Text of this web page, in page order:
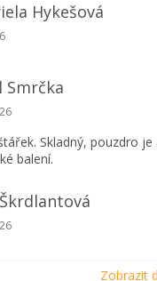
Hykešová
obchodu je 5 z 5
Smrčka
obchodu je 5 z 5
Skladný, pouzdro je
balení.
obchodu je 5 z 5
Zobrazit